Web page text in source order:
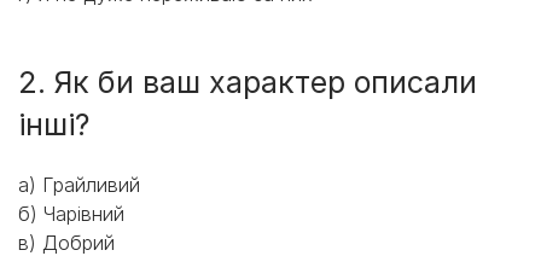
2. Як би ваш характер описали
інші?
a) Грайливий
б) Чарівний
в) Добрий